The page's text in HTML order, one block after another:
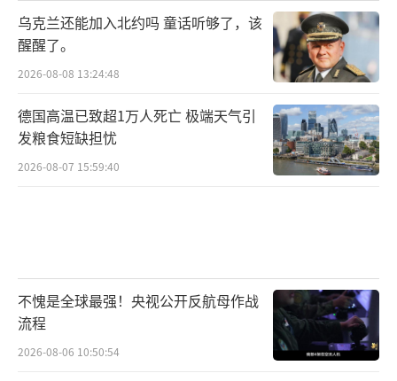
乌克兰还能加入北约吗 童话听够了，该
醒醒了。
2026-08-08 13:24:48
德国高温已致超1万人死亡 极端天气引
发粮食短缺担忧
2026-08-07 15:59:40
不愧是全球最强！央视公开反航母作战
流程
2026-08-06 10:50:54